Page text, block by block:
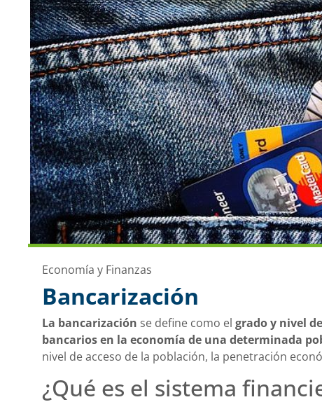
Economía y Finanzas
Bancarización
La bancarización se define como el grado y nivel
bancarios en la economía de una determinada
nivel de acceso de la población, la penetración
¿Qué es el sistema